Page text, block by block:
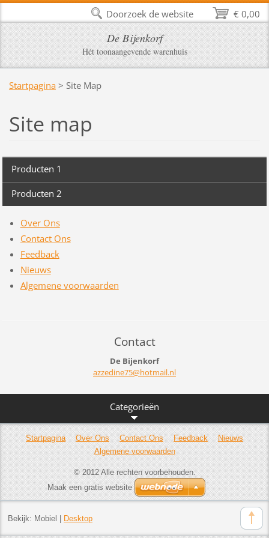
De Bijenkorf
Hét toonaangevende warenhuis
Startpagina > Site Map
Site map
Producten 1
Producten 2
Over Ons
Contact Ons
Feedback
Nieuws
Algemene voorwaarden
Contact
De Bijenkorf
azzedine75@hotmail.nl
Categorieën
Startpagina Over Ons Contact Ons Feedback
Nieuws
Algemene voorwaarden
© 2012 Alle rechten voorbehouden.
Maak een gratis website
Bekijk: Mobiel Desktop
€ 0,00
Doorzoek de website